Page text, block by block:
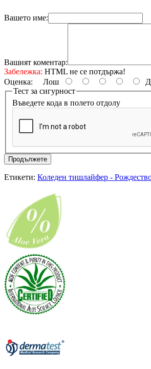
Вашето име:
Вашият коментар:
Забележка: HTML не се потдържа!
Оценка: Лош
Тест за сигурност
Въведете кода в полето отдолу
Продължете
Етикети: Коледен тишлайфер -